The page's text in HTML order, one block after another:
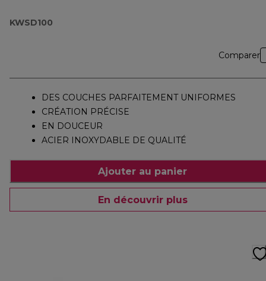
KWSD100
Comparer
DES COUCHES PARFAITEMENT UNIFORMES
CRÉATION PRÉCISE
EN DOUCEUR
ACIER INOXYDABLE DE QUALITÉ
Ajouter au panier
En découvrir plus